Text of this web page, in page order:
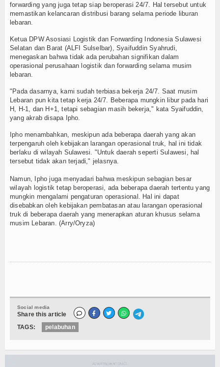
forwarding yang juga tetap siap beroperasi 24/7. Hal tersebut untuk
memastikan kelancaran distribusi barang selama periode liburan
lebaran.
Ketua DPW Asosiasi Logistik dan Forwarding Indonesia Sulawesi
Selatan dan Barat (ALFI Sulselbar), Syaifuddin Syahrudi,
menegaskan bahwa tidak ada perubahan signifikan dalam
operasional perusahaan logistik dan forwarding selama musim
lebaran.
"Pada dasarnya, kami sudah terbiasa bekerja 24/7. Saat musim
Lebaran pun kita tetap kerja 24/7. Beberapa mungkin libur pada hari
H, H-1, dan H+1, tetapi sebagian masih bekerja," kata Syaifuddin,
yang akrab disapa Ipho.
Ipho menambahkan, meskipun ada beberapa daerah yang akan
terpengaruh oleh kebijakan larangan operasional truk, hal ini tidak
berlaku di wilayah Sulawesi. "Untuk daerah seperti Sulawesi, hal
tersebut tidak akan terjadi," jelasnya.
Namun, Ipho juga menyadari bahwa meskipun sebagian besar
wilayah logistik tetap beroperasi, ada beberapa daerah tertentu yang
mungkin mengalami pengaturan operasional. Hal ini dapat
disebabkan oleh kebijakan pembatasan atau larangan operasional
truk di beberapa daerah yang menerapkan aturan khusus selama
musim Lebaran. (Arry/Oryza)
Social media
Share this article
TAGS:
pelabuhan